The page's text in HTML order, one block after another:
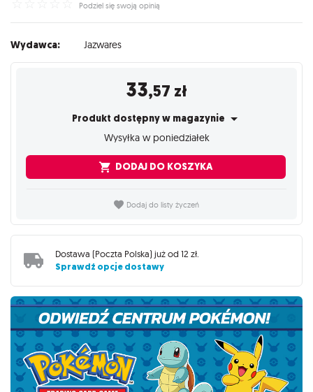
Podziel się swoją opinią
Wydawca: Jazwares
33,57 zł
Produkt dostępny w magazynie
Wysyłka w poniedziałek
DODAJ DO KOSZYKA
Dodaj do listy życzeń
Dostawa (Poczta Polska) już od 12 zł.
Sprawdź opcje dostawy